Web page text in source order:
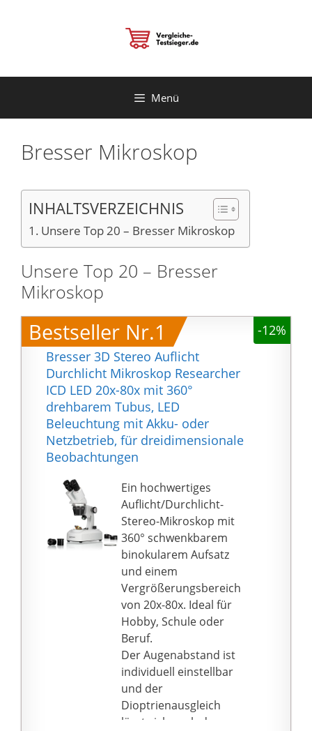
Menü
Bresser Mikroskop
INHALTSVERZEICHNIS
Unsere Top 20 – Bresser Mikroskop
Unsere Top 20 – Bresser
Mikroskop
Bestseller Nr.1
-12%
Bresser 3D Stereo Auflicht
Durchlicht Mikroskop Researcher
ICD LED 20x-80x mit 360°
drehbarem Tubus, LED
Beleuchtung mit Akku- oder
Netzbetrieb, für dreidimensionale
Beobachtungen
Ein hochwertiges
Auflicht/Durchlicht-
Stereo-Mikroskop mit
360° schwenkbarem
binokularem Aufsatz
und einem
Vergrößerungsbereich
von 20x-80x. Ideal für
Hobby, Schule oder
Beruf.
Der Augenabstand ist
individuell einstellbar
und der
Dioptrienausgleich
lässt sich nach der